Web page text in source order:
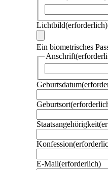
Lichtbild(erforderlich)
Ein biometrisches
Anschrift
Geburtsdatum
Geburtsort
Staatsangehörigkeit
Konfession
E-Mail(erforderlich)